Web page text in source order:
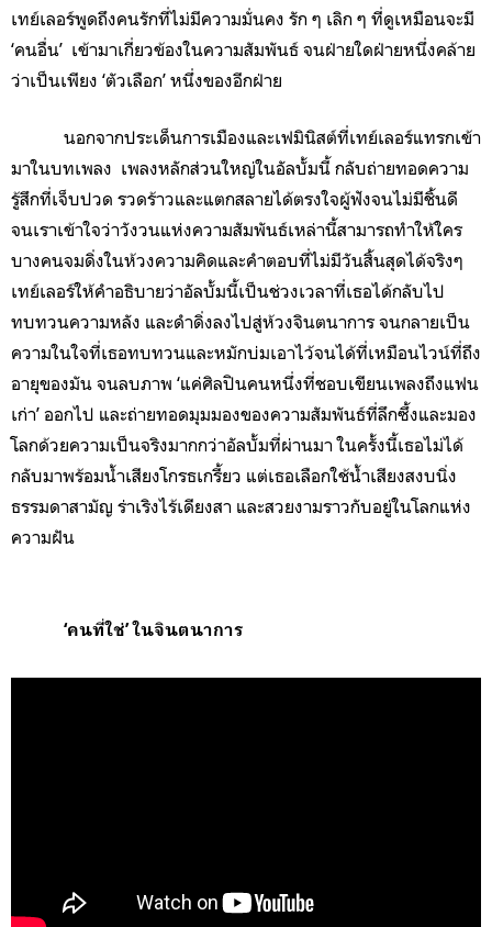
เทย์เลอร์พูดถึงคนรักที่ไม่มีความมั่นคง รัก ๆ เลิก ๆ ที่ดูเหมือนจะมี
‘คนอื่น’ เข้ามาเกี่ยวข้องในความสัมพันธ์ จนฝ่ายใดฝ่ายหนึ่งคล้าย
ว่าเป็นเพียง ‘ตัวเลือก’ หนึ่งของอีกฝ่าย
นอกจากประเด็นการเมืองและเฟมินิสต์ที่เทย์เลอร์แทรกเข้า
มาในบทเพลง เพลงหลักส่วนใหญ่ในอัลบั้มนี้ กลับถ่ายทอดความ
รู้สึกที่เจ็บปวด รวดร้าวและแตกสลายได้ตรงใจผู้ฟังจนไม่มีชิ้นดี
จนเราเข้าใจว่าวังวนแห่งความสัมพันธ์เหล่านี้สามารถทำให้ใคร
บางคนจมดิ่งในห้วงความคิดและคำตอบที่ไม่มีวันสิ้นสุดได้จริงๆ
เทย์เลอร์ให้คำอธิบายว่าอัลบั้มนี้เป็นช่วงเวลาที่เธอได้กลับไป
ทบทวนความหลัง และดำดิ่งลงไปสู่ห้วงจินตนาการ จนกลายเป็น
ความในใจที่เธอทบทวนและหมักบ่มเอาไว้จนได้ที่เหมือนไวน์ที่ถึง
อายุของมัน จนลบภาพ ‘แค่ศิลปินคนหนึ่งที่ชอบเขียนเพลงถึงแฟน
เก่า’ ออกไป และถ่ายทอดมุมมองของความสัมพันธ์ที่ลึกซึ้งและมอง
โลกด้วยความเป็นจริงมากกว่าอัลบั้มที่ผ่านมา ในครั้งนี้เธอไม่ได้
กลับมาพร้อมน้ำเสียงโกรธเกรี้ยว แต่เธอเลือกใช้น้ำเสียงสงบนิ่ง
ธรรมดาสามัญ ร่าเริงไร้เดียงสา และสวยงามราวกับอยู่ในโลกแห่ง
ความฝัน
‘คนที่ใช่’ ในจินตนาการ